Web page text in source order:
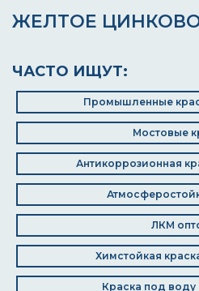
ЖЕЛТОЕ
ЧАСТО ИЩУТ:
Промышленные
Мостовые
Антикоррозионная
ЛКМ
Химстойкая
Краска под воду